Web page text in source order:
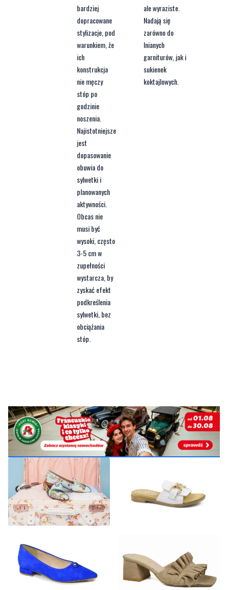
bardziej
dopracowane
stylizacje, pod
warunkiem, że
ich
konstrukcja
nie męczy
stóp po
godzinie
noszenia.
Najistotniejsze
jest
dopasowanie
obuwia do
sylwetki i
planowanych
aktywności.
Obcas nie
musi być
wysoki, często
3-5 cm w
zupełności
wystarcza, by
zyskać efekt
podkreślenia
sylwetki, bez
obciążania
stóp.
ale wyraziste.
Nadają się
zarówno do
lnianych
garniturów, jak i
sukienek
koktajlowych.